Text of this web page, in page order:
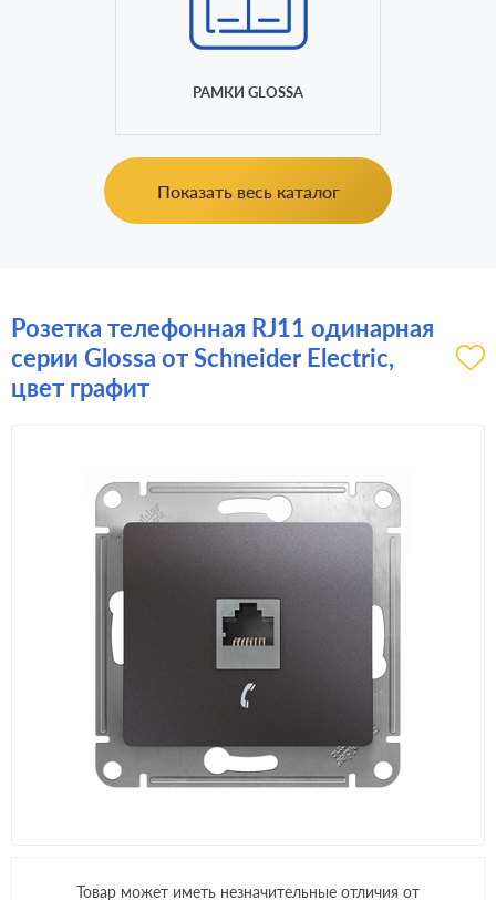
РАМКИ GLOSSA
Показать весь каталог
Розетка телефонная RJ11 одинарная
серии Glossa от Schneider Electric,
цвет графит
Товар может иметь незначительные отличия от